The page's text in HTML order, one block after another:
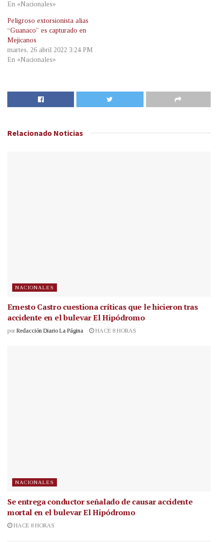
En «Nacionales»
Peligroso extorsionista alias
“Guanaco” es capturado en
Mejicanos
martes, 26 abril 2022 3:24 PM
En «Nacionales»
Relacionado Noticias
NACIONALES
Ernesto Castro cuestiona críticas que le hicieron tras
accidente en el bulevar El Hipódromo
por Redacción Diario La Página HACE 8 HORAS
NACIONALES
Se entrega conductor señalado de causar accidente
mortal en el bulevar El Hipódromo
HACE 8 HORAS